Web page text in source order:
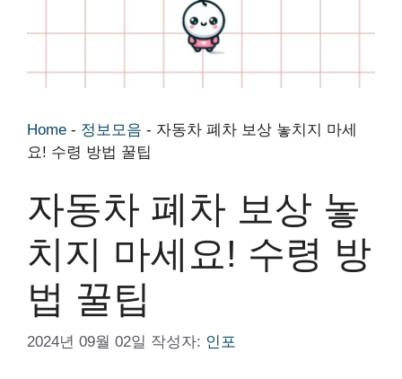
Home - 정보모음 - 자동차 폐차 보상 놓치지 마세
요! 수령 방법 꿀팁
자동차 폐차 보상 놓
치지 마세요! 수령 방
법 꿀팁
2024년 09월 02일 작성자: 인포